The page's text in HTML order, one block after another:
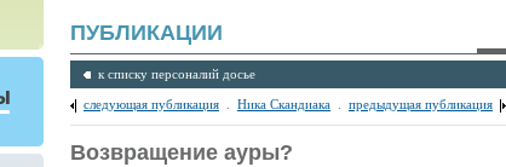
ПУБЛИКАЦИИ
к списку персоналий досье
следующая публикация Ника Скандиака предыдущая публикация
Возвращение ауры?